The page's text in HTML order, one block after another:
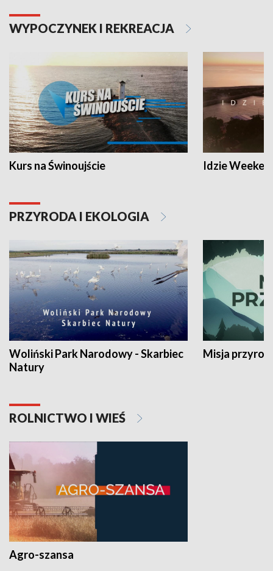
WYPOCZYNEK I REKREACJA
Kurs na Świnoujście Idzie
PRZYRODA I EKOLOGIA
Woliński Park Narodowy - Skarbiec
Natury
Misja
ROLNICTWO I WIEŚ
Agro-szansa